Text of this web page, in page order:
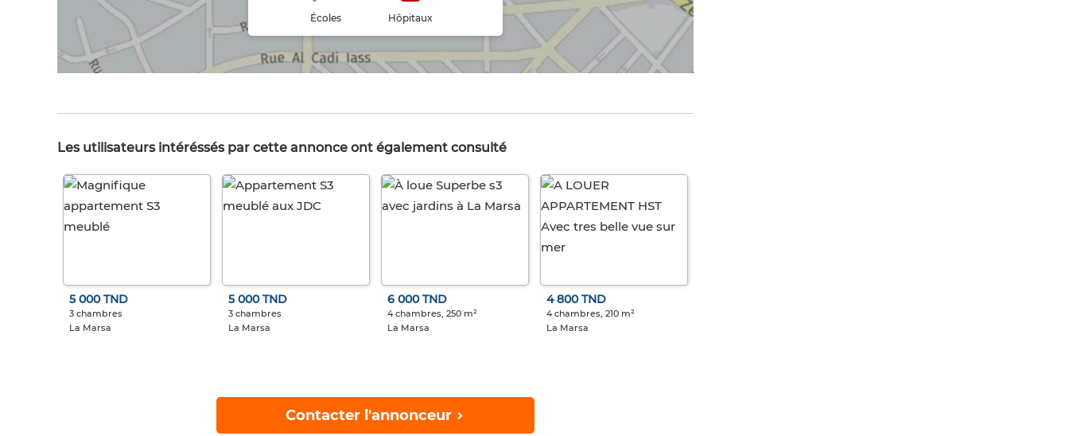
Écoles Hôpitaux
Les utilisateurs intéréssés par cette annonce ont également consulté
5 000 TND
3 chambres
La Marsa
5 000 TND
3 chambres
La Marsa
6 000 TND
4 chambres, 250 m²
La Marsa
4 800 TND
4 chambres, 210 m²
La Marsa
Contacter l'annonceur